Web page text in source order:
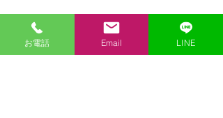
お電話 Email LINE